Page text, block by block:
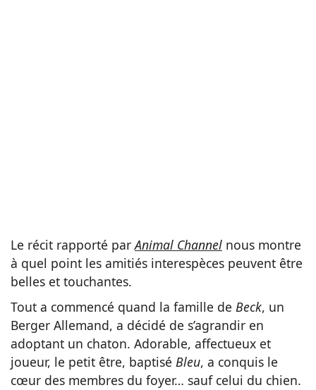
Le récit rapporté parAnimal Channel nous montre
à quel point les amitiés interespèces peuvent être
belles et touchantes.
Tout a commencé quand la famille de Beck, un
Berger Allemand, a décidé de s’agrandir en
adoptant un chaton. Adorable, affectueux et
joueur, le petit être, baptisé Bleu, a conquis le
cœur des membres du foyer… sauf celui du chien.